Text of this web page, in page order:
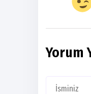
Yorum